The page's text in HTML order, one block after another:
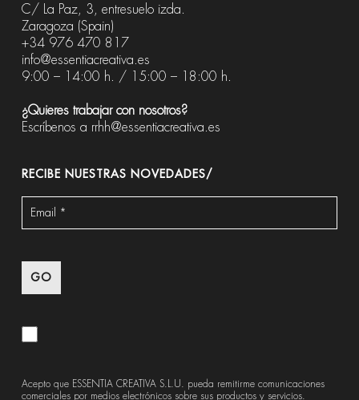
C/ La Paz, 3, entresuelo izda.
Zaragoza (Spain)
+34 976 470 817
info@essentiacreativa.es
9:00 – 14:00 h. / 15:00 – 18:00 h.
¿Quieres trabajar con nosotros?
Escríbenos a rrhh@essentiacreativa.es
RECIBE NUESTRAS NOVEDADES/
Acepto que ESSENTIA CREATIVA S.L.U. pueda remitirme comunicaciones
comerciales por medios electrónicos sobre sus productos y servicios.